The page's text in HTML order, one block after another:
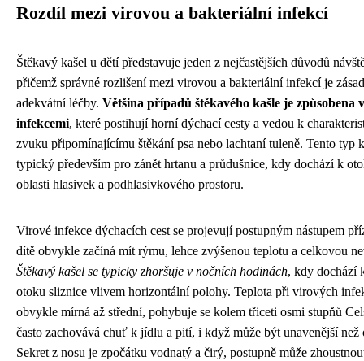
Rozdíl mezi virovou a bakteriální infekcí
Štěkavý kašel u dětí představuje jeden z nejčastějších důvodů
přičemž správné rozlišení mezi virovou a bakteriální infekcí je
adekvátní léčby. Většina případů štěkavého kašle je způsobena
infekcemi, které postihují horní dýchací cesty a vedou k
zvuku připomínajícímu štěkání psa nebo lachtaní tuleně. Tento typ
typický především pro zánět hrtanu a průdušnice, kdy dochází k
oblasti hlasivek a podhlasivkového prostoru.
Virové infekce dýchacích cest se projevují postupným nástupem
dítě obvykle začíná mít rýmu, lehce zvýšenou teplotu a celkovou
Štěkavý kašel se typicky zhoršuje v nočních hodinách, kdy dochází
otoku sliznice vlivem horizontální polohy. Teplota při virových
obvykle mírná až střední, pohybuje se kolem třiceti osmi stupňů
často zachovává chuť k jídlu a pití, i když může být unavenější než
Sekret z nosu je zpočátku vodnatý a čirý, postupně může